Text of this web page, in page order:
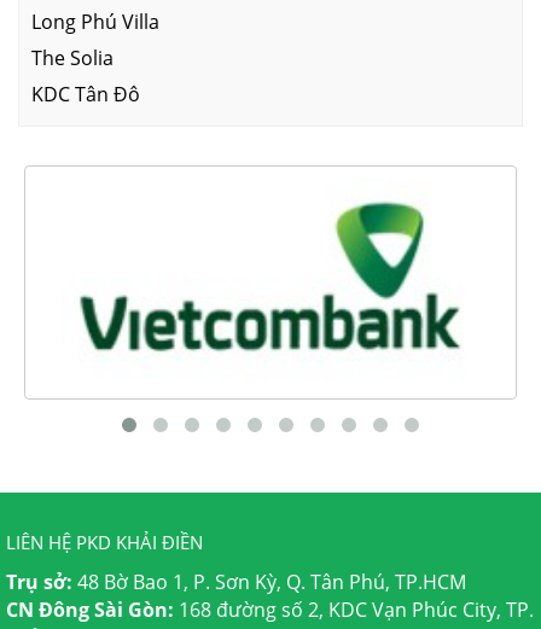
Long Phú Villa
The Solia
KDC Tân Đô
LIÊN HỆ PKD KHẢI ĐIỀN
Trụ sở: 48 Bờ Bao 1, P. Sơn Kỳ, Q. Tân Phú, TP.HCM
CN Đông Sài Gòn: 168 đường số 2, KDC Vạn Phúc City, TP.